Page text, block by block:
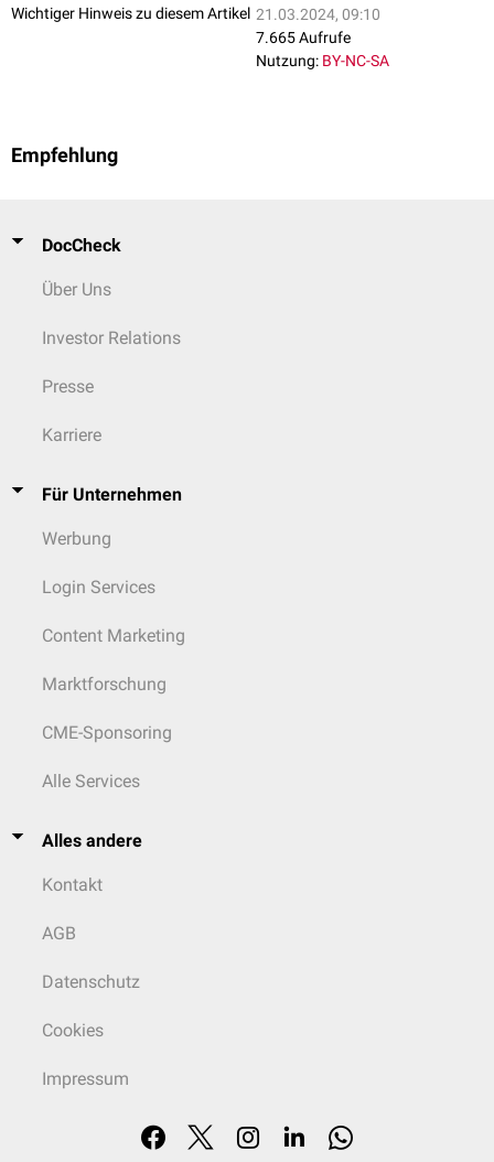
Z-Plastik
Wichtiger Hinweis zu diesem Artikel 21.03.2024, 09:10
7.665 Aufrufe
Nutzung: BY-NC-SA
Empfehlung
DocCheck
Über Uns
Investor Relations
Presse
Karriere
Für Unternehmen
Werbung
Login Services
Content Marketing
Marktforschung
CME-Sponsoring
Alle Services
Alles andere
Kontakt
AGB
Datenschutz
Cookies
Impressum